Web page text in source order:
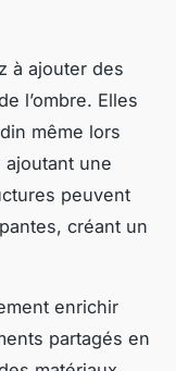
à ajouter des
l’ombre. Elles
même lors
une
peuvent
créant un
enrichir
partagés en